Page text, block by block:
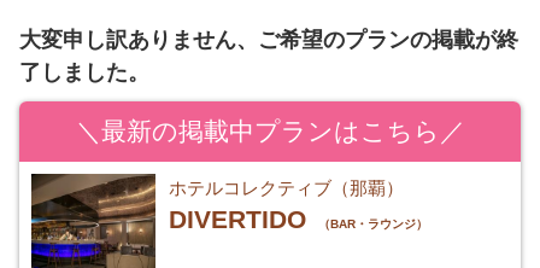
大変申し訳ありません、ご希望のプランの掲載が終
了しました。
＼最新の掲載中プランはこちら／
ホテルコレクティブ（那覇）
DIVERTIDO （BAR・ラウンジ）